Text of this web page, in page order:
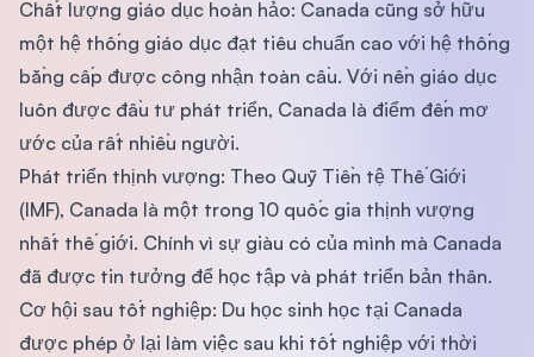
Chất lượng giáo dục hoàn hảo: Canada cũng sở hữu
một hệ thống giáo dục đạt tiêu chuẩn cao với hệ thống
bằng cấp được công nhận toàn cầu. Với nền giáo dục
luôn được đầu tư phát triển, Canada là điểm đến mơ
ước của rất nhiều người.
Phát triển thịnh vượng: Theo Quỹ Tiền tệ Thế Giới
(IMF), Canada là một trong 10 quốc gia thịnh vượng
nhất thế giới. Chính vì sự giàu có của mình mà Canada
đã được tin tưởng để học tập và phát triển bản thân.
Cơ hội sau tốt nghiệp: Du học sinh học tại Canada
được phép ở lại làm việc sau khi tốt nghiệp với thời